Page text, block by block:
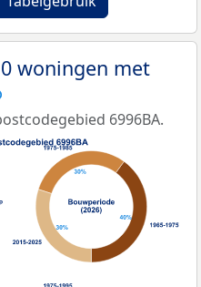
woningen met
6996BA.